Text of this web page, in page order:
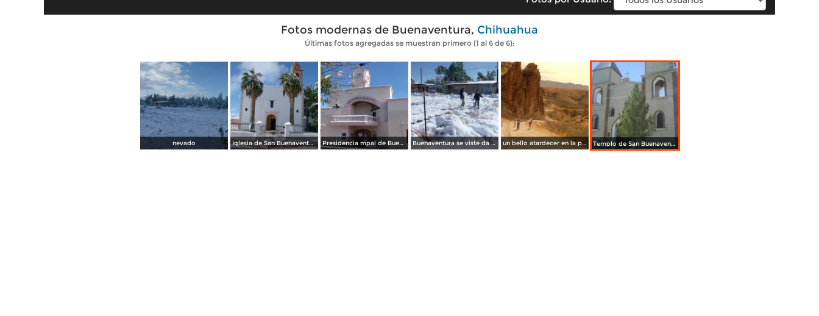
Fotos modernas de Buenaventura, Chihuahua
Últimas fotos agregadas se muestran primero (1 al 6 de 6):
nevado Iglesia de San Buenaventura Presidencia mpal de Buenaventura Buenaventura se viste da blanco un bello atardecer en la presa el tintero Templo de San Buenaventura